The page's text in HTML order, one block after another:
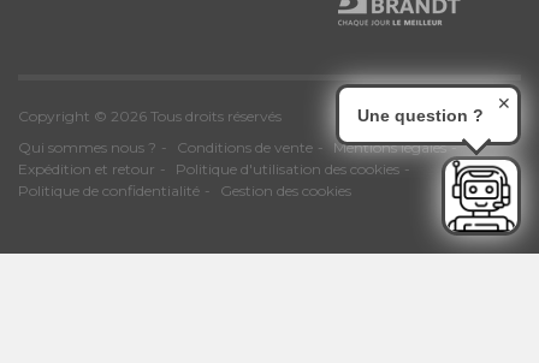
Copyright © 2026 Tous droits réservés
Qui sommes nous ?
Conditions de vente
Mentions légales
Expédition et retour
Politique d'utilisation des cookies
Politique de confidentialité
Gestion des cookies
Une question ?
✕